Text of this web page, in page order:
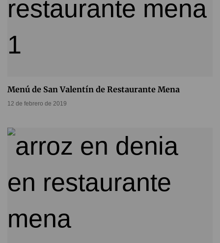
Menú de San Valentín de Restaurante Mena
12 de febrero de 2019